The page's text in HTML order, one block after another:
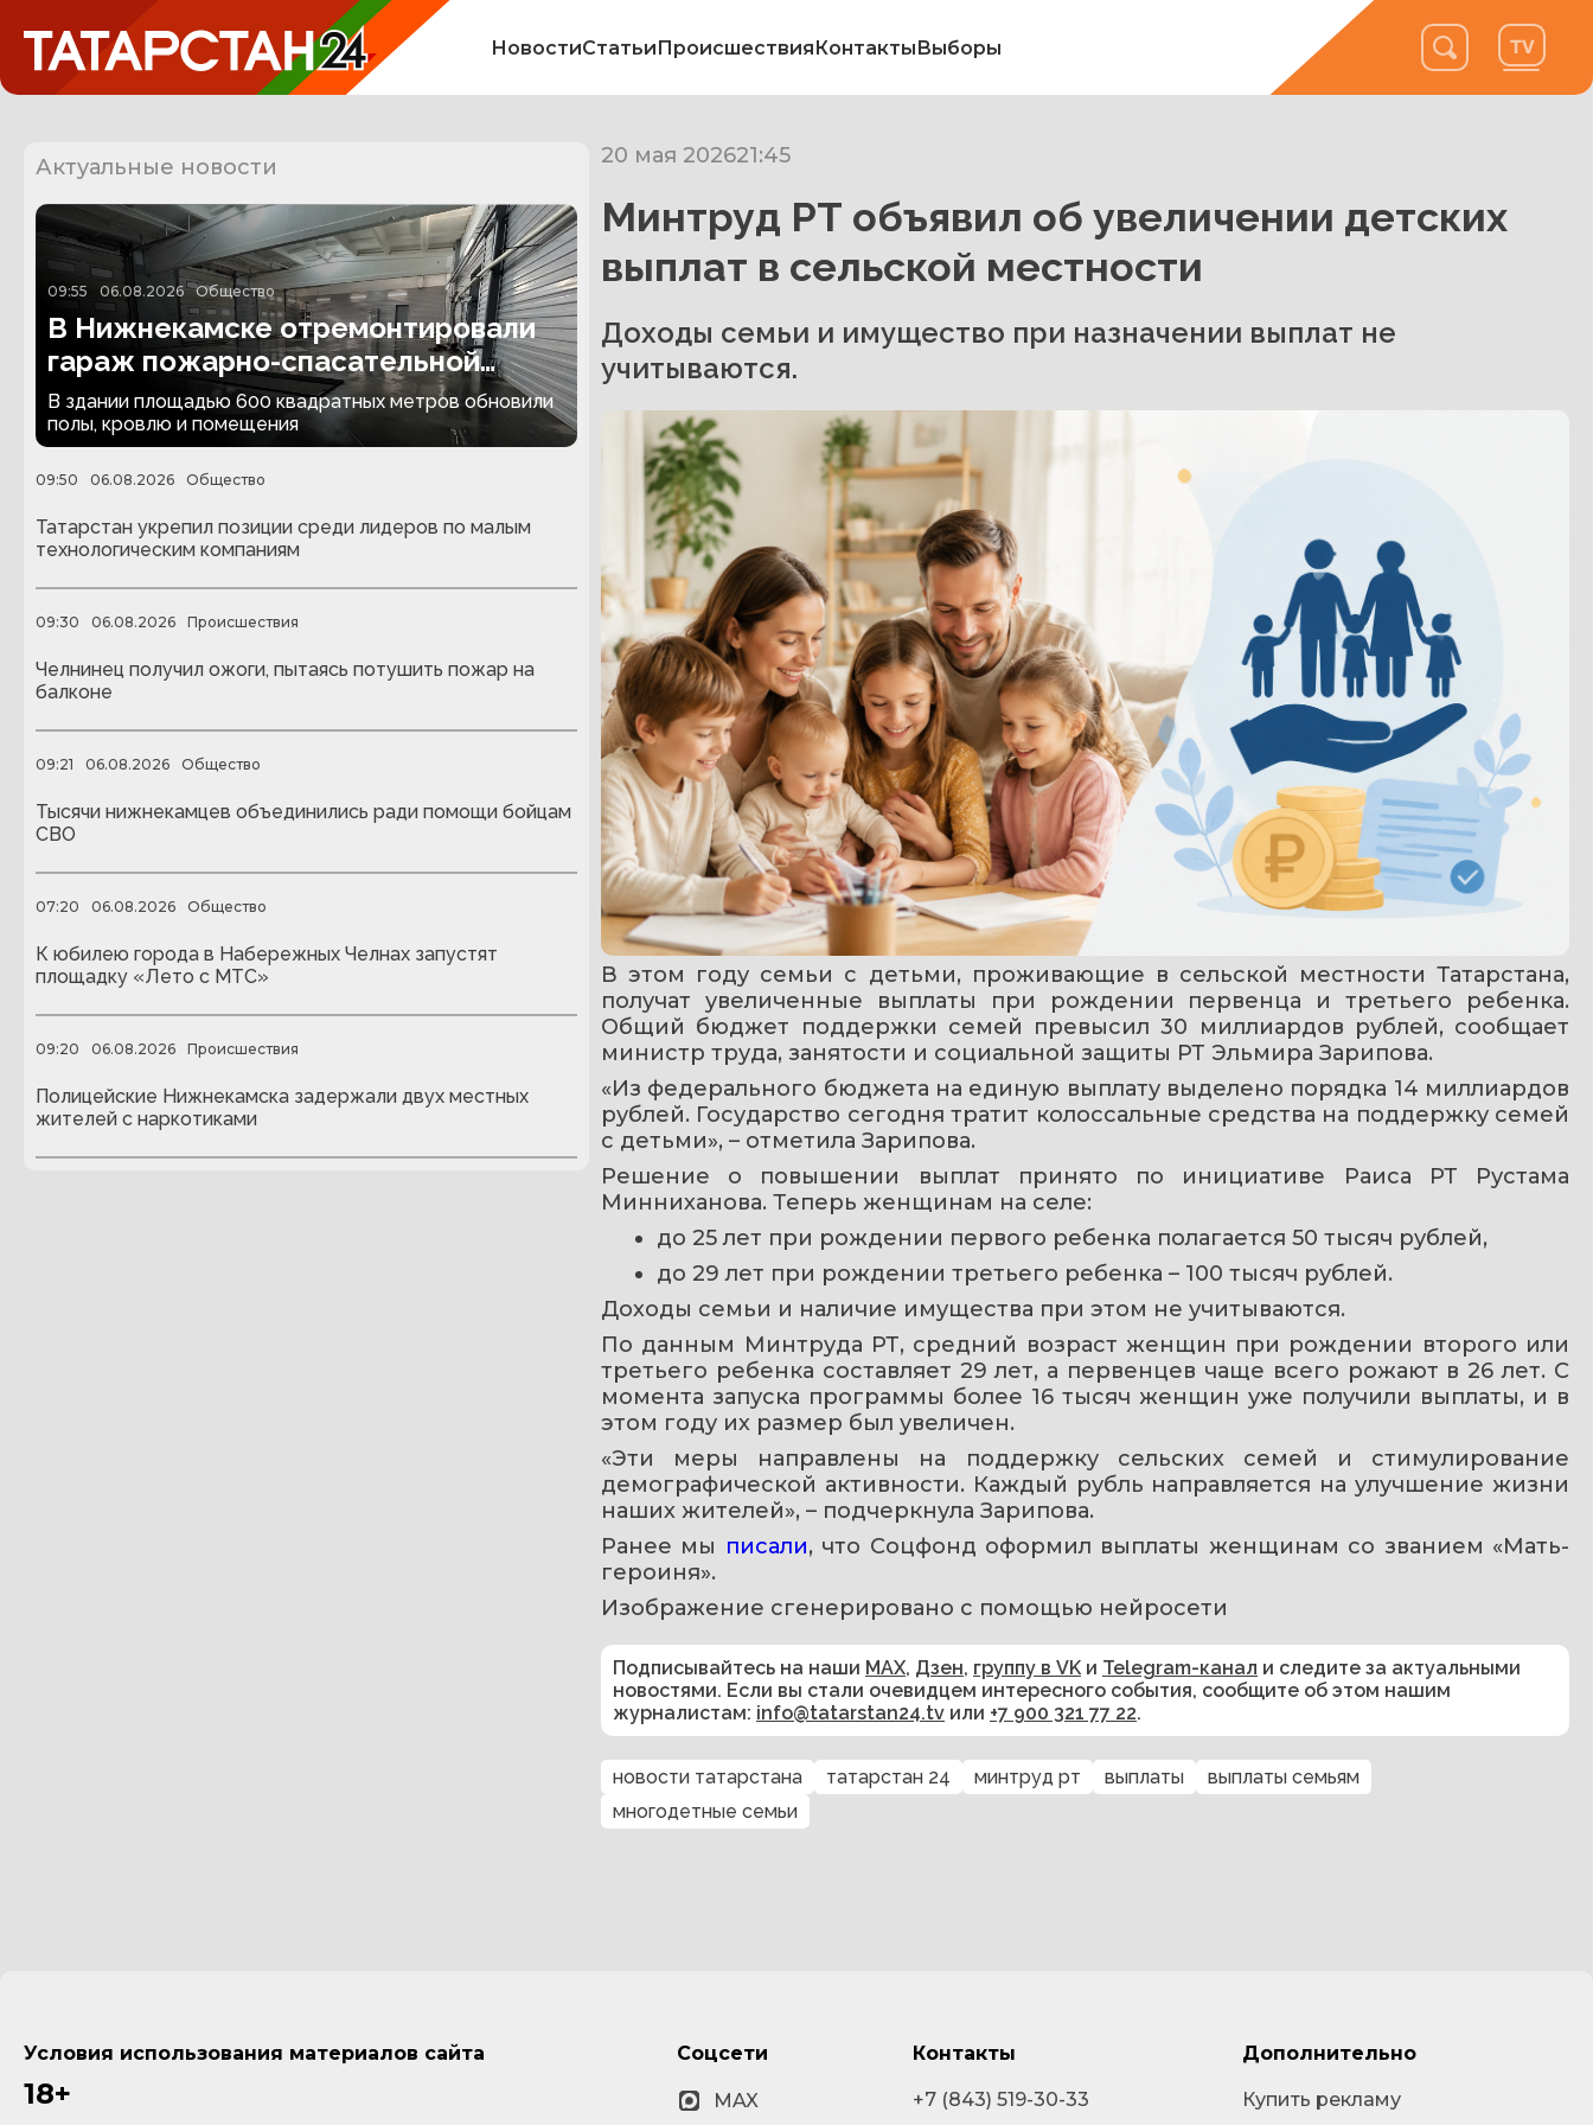
НовостиСтатьиПроисшествияКонтактыВыборы
Актуальные новости
09:55 06.08.2026 Общество
В Нижнекамске отремонтировали
гараж пожарно-спасательной
части
В здании площадью 600 квадратных метров обновили
полы, кровлю и помещения
09:50 06.08.2026 Общество
Татарстан укрепил позиции среди лидеров по малым
технологическим компаниям
09:30 06.08.2026 Происшествия
Челнинец получил ожоги, пытаясь потушить пожар на
балконе
09:21 06.08.2026 Общество
Тысячи нижнекамцев объединились ради помощи бойцам
СВО
07:20 06.08.2026 Общество
К юбилею города в Набережных Челнах запустят
площадку «Лето с МТС»
09:20 06.08.2026 Происшествия
Полицейские Нижнекамска задержали двух местных
жителей с наркотиками
20 мая 202621:45
Минтруд РТ объявил об увеличении детских
выплат в сельской местности
Доходы семьи и имущество при назначении выплат не
учитываются.
В этом году семьи с детьми, проживающие в сельской местности Татарстана,
получат увеличенные выплаты при рождении первенца и третьего ребенка.
Общий бюджет поддержки семей превысил 30 миллиардов рублей, сообщает
министр труда, занятости и социальной защиты РТ Эльмира Зарипова.
«Из федерального бюджета на единую выплату выделено порядка 14 миллиардов
рублей. Государство сегодня тратит колоссальные средства на поддержку семей
с детьми», – отметила Зарипова.
Решение о повышении выплат принято по инициативе Раиса РТ Рустама
Минниханова. Теперь женщинам на селе:
до 25 лет при рождении первого ребенка полагается 50 тысяч рублей,
до 29 лет при рождении третьего ребенка – 100 тысяч рублей.
Доходы семьи и наличие имущества при этом не учитываются.
По данным Минтруда РТ, средний возраст женщин при рождении второго или
третьего ребенка составляет 29 лет, а первенцев чаще всего рожают в 26 лет. С
момента запуска программы более 16 тысяч женщин уже получили выплаты, и в
этом году их размер был увеличен.
«Эти меры направлены на поддержку сельских семей и стимулирование
демографической активности. Каждый рубль направляется на улучшение жизни
наших жителей», – подчеркнула Зарипова.
Ранее мы писали, что Соцфонд оформил выплаты женщинам со званием «Мать-
героиня».
Изображение сгенерировано с помощью нейросети
Подписывайтесь на наши MAX, Дзен, группу в VK и Telegram-канал и следите за актуальными
новостями. Если вы стали очевидцем интересного события, сообщите об этом нашим
журналистам: info@tatarstan24.tv или +7 900 321 77 22.
новости татарстана татарстан 24 минтруд рт выплаты
выплаты семьям
многодетные семьи
Условия использования материалов сайта
18+
Соцсети
MAX
Контакты
+7 (843) 519-30-33
Дополнительно
Купить рекламу